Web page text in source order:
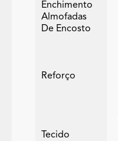
Enchimento
Almofadas
De Encosto
Reforço
Tecido